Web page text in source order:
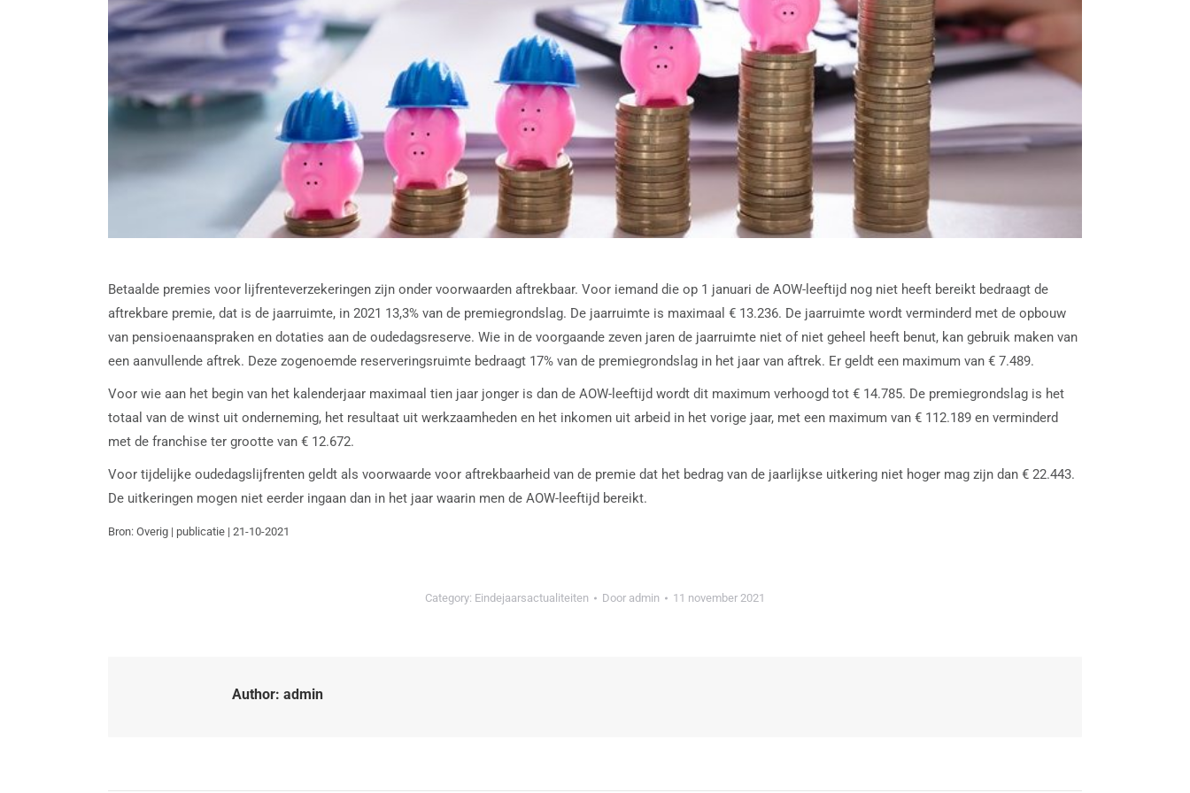
Betaalde premies voor lijfrenteverzekeringen zijn onder voorwaarden aftrekbaar. Voor iemand die op 1 januari de AOW-leeftijd nog niet heeft bereikt bedraagt de
aftrekbare premie, dat is de jaarruimte, in 2021 13,3% van de premiegrondslag. De jaarruimte is maximaal € 13.236. De jaarruimte wordt verminderd met de opbouw
van pensioenaanspraken en dotaties aan de oudedagsreserve. Wie in de voorgaande zeven jaren de jaarruimte niet of niet geheel heeft benut, kan gebruik maken van
een aanvullende aftrek. Deze zogenoemde reserveringsruimte bedraagt 17% van de premiegrondslag in het jaar van aftrek. Er geldt een maximum van € 7.489.
Voor wie aan het begin van het kalenderjaar maximaal tien jaar jonger is dan de AOW-leeftijd wordt dit maximum verhoogd tot € 14.785. De premiegrondslag is het
totaal van de winst uit onderneming, het resultaat uit werkzaamheden en het inkomen uit arbeid in het vorige jaar, met een maximum van € 112.189 en verminderd
met de franchise ter grootte van € 12.672.
Voor tijdelijke oudedagslijfrenten geldt als voorwaarde voor aftrekbaarheid van de premie dat het bedrag van de jaarlijkse uitkering niet hoger mag zijn dan € 22.443.
De uitkeringen mogen niet eerder ingaan dan in het jaar waarin men de AOW-leeftijd bereikt.
Bron: Overig | publicatie | 21-10-2021
Category: Eindejaarsactualiteiten Door admin 11 november 2021
Author: admin